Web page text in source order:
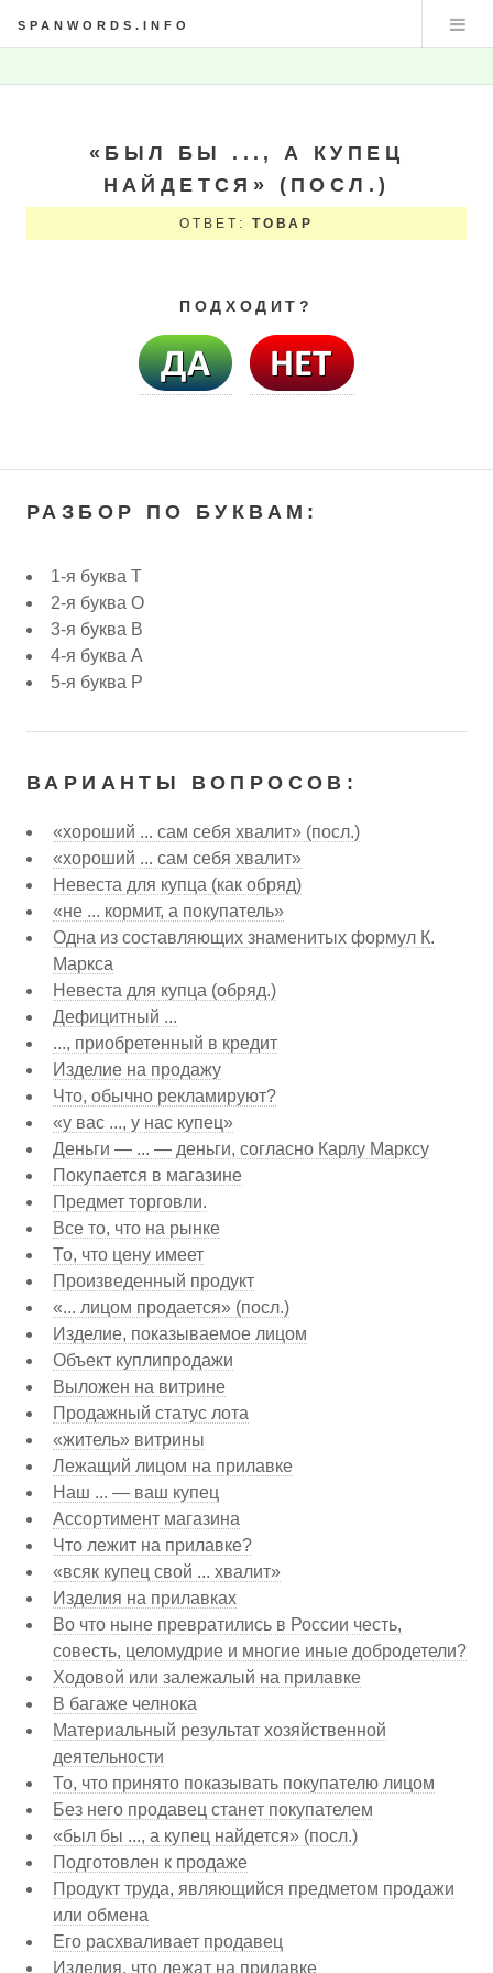
SPANWORDS.INFO
«БЫЛ БЫ ..., А КУПЕЦ
НАЙДЕТСЯ» (ПОСЛ.)
ОТВЕТ:ТОВАР
ПОДХОДИТ?
РАЗБОР ПО БУКВАМ:
1-я буква Т
2-я буква О
3-я буква В
4-я буква А
5-я буква Р
ВАРИАНТЫ ВОПРОСОВ:
«хороший ... сам себя хвалит» (посл.)
«хороший ... сам себя хвалит»
Невеста для купца (как обряд)
«не ... кормит, а покупатель»
Одна из составляющих знаменитых формул К.
Маркса
Невеста для купца (обряд.)
Дефицитный ...
..., приобретенный в кредит
Изделие на продажу
Что, обычно рекламируют?
«у вас ..., у нас купец»
Деньги — ... — деньги, согласно Карлу Марксу
Покупается в магазине
Предмет торговли.
Все то, что на рынке
То, что цену имеет
Произведенный продукт
«... лицом продается» (посл.)
Изделие, показываемое лицом
Объект куплипродажи
Выложен на витрине
Продажный статус лота
«житель» витрины
Лежащий лицом на прилавке
Наш ... — ваш купец
Ассортимент магазина
Что лежит на прилавке?
«всяк купец свой ... хвалит»
Изделия на прилавках
Во что ныне превратились в России честь,
совесть, целомудрие и многие иные добродетели?
Ходовой или залежалый на прилавке
В багаже челнока
Материальный результат хозяйственной
деятельности
То, что принято показывать покупателю лицом
Без него продавец станет покупателем
«был бы ..., а купец найдется» (посл.)
Подготовлен к продаже
Продукт труда, являющийся предметом продажи
или обмена
Его расхваливает продавец
Изделия, что лежат на прилавке